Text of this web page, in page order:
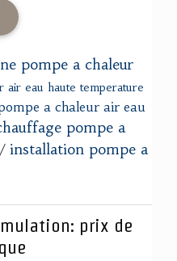
pompe a chaleur
air eau haute temperature
a chaleur air eau
pompe a
installation pompe a
prix de